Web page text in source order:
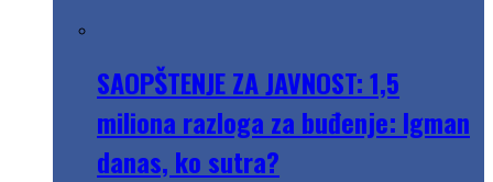
SAOPŠTENJE ZA JAVNOST: 1,5
miliona razloga za buđenje: Igman
danas, ko sutra?